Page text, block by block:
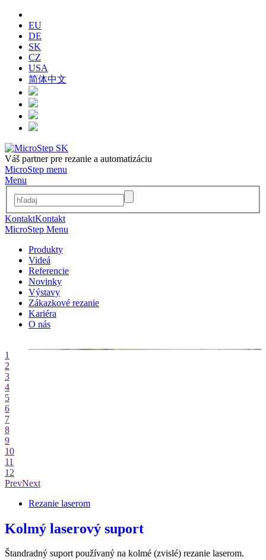
EU
DE
SK
CZ
USA
简体中文
Váš partner pre rezanie a automatizáciu
MicroStep menu
Menu
KontaktKontakt
MicroStep Menu
Produkty
Videá
Referencie
Novinky
Výstavy
Zákazkové rezanie
Kariéra
O nás
1
2
3
4
5
6
7
8
9
10
11
12
PrevNext
Rezanie laserom
Kolmý laserový suport
Štandradný suport používaný na kolmé (zvislé) rezanie laserom.